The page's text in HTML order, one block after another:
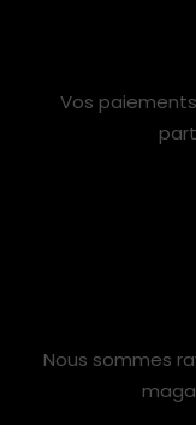
Vos
Nous sommes